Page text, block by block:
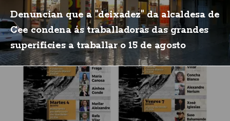
Denuncian que a "deixadez" da alcaldesa de
Cee condena ás traballadoras das grandes
superificies a traballar o 15 de agosto